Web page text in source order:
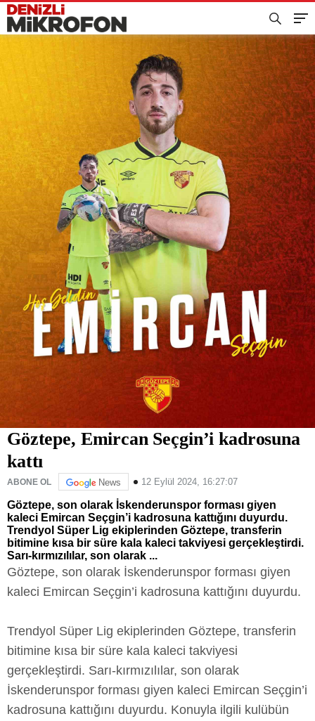
Göztepe, Emircan Seçgin’i kadrosuna
kattı
ABONE OL News 12 Eylül 2024, 16:27:07
Göztepe, son olarak İskenderunspor forması giyen
kaleci Emircan Seçgin’i kadrosuna kattığını duyurdu.
Trendyol Süper Lig ekiplerinden Göztepe, transferin
bitimine kısa bir süre kala kaleci takviyesi gerçekleştirdi.
Sarı-kırmızılılar, son olarak ...
Göztepe, son olarak İskenderunspor forması giyen
kaleci Emircan Seçgin’i kadrosuna kattığını duyurdu.
Trendyol Süper Lig ekiplerinden Göztepe, transferin
bitimine kısa bir süre kala kaleci takviyesi
gerçekleştirdi. Sarı-kırmızılılar, son olarak
İskenderunspor forması giyen kaleci Emircan Seçgin’i
kadrosuna kattığını duyurdu. Konuyla ilgili kulübün